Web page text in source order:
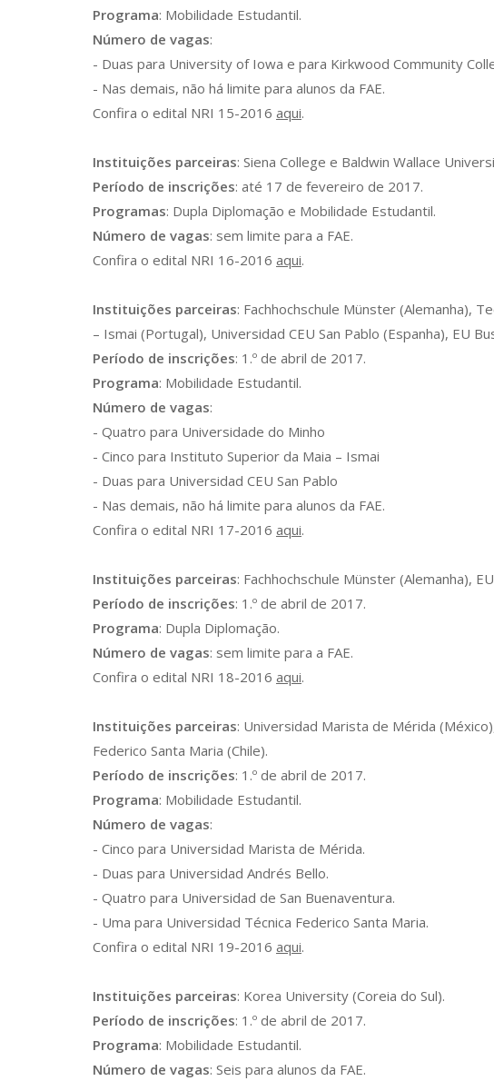
Programa: Mobilidade Estudantil.
Número de vagas:
- Duas para University of Iowa e para Kirkwood Community
- Nas demais, não há limite para alunos da FAE.
Confira o edital NRI 15-2016 aqui.
Instituições parceiras: Siena College e Baldwin Wallace
Período de inscrições: até 17 de fevereiro de 2017.
Programas: Dupla Diplomação e Mobilidade Estudantil.
Número de vagas: sem limite para a FAE.
Confira o edital NRI 16-2016 aqui.
Instituições parceiras: Fachhochschule Münster (Alemanha),
– Ismai (Portugal), Universidad CEU San Pablo (Espanha), EU
Período de inscrições: 1.º de abril de 2017.
Programa: Mobilidade Estudantil.
Número de vagas:
- Quatro para Universidade do Minho
- Cinco para Instituto Superior da Maia – Ismai
- Duas para Universidad CEU San Pablo
- Nas demais, não há limite para alunos da FAE.
Confira o edital NRI 17-2016 aqui.
Instituições parceiras: Fachhochschule Münster (Alemanha),
Período de inscrições: 1.º de abril de 2017.
Programa: Dupla Diplomação.
Número de vagas: sem limite para a FAE.
Confira o edital NRI 18-2016 aqui.
Instituições parceiras: Universidad Marista de Mérida
Federico Santa Maria (Chile).
Período de inscrições: 1.º de abril de 2017.
Programa: Mobilidade Estudantil.
Número de vagas:
- Cinco para Universidad Marista de Mérida.
- Duas para Universidad Andrés Bello.
- Quatro para Universidad de San Buenaventura.
- Uma para Universidad Técnica Federico Santa Maria.
Confira o edital NRI 19-2016 aqui.
Instituições parceiras: Korea University (Coreia do Sul).
Período de inscrições: 1.º de abril de 2017.
Programa: Mobilidade Estudantil.
Número de vagas: Seis para alunos da FAE.